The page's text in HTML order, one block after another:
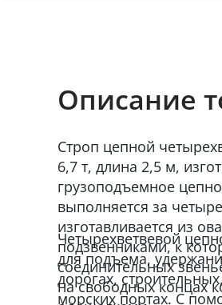
Описание
Строп цепной
6,7 т, длина 2,5 м,
грузоподъемное
выполняется за
изготавливается из
подзвенниками, к
соединительных
на свободных концах
Четырехветвевой
для подъема,
дорогах,
морских портах. С